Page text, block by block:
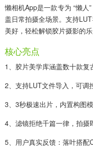
懒相机App是一款专为 “懒人
盖日常拍摄全场景。支持
美好，轻松解锁胶片摄影的乐
核心亮点
1、胶片美学库涵盖数十款复
2、支持LUT文件导入，可调
3、3秒极速出片，内置构图
4、滤镜拒绝千篇一律，拍摄
5、用户真实反馈：落叶搭配